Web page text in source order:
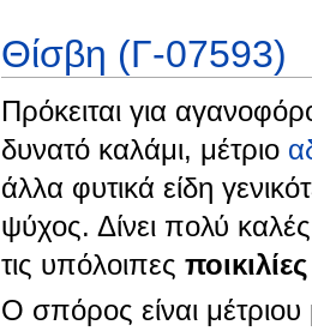
Θίσβη (Γ-07593)
Πρόκειται για
δυνατό καλάμι, μέτριο
άλλα φυτικά είδη
ψύχος. Δίνει πολύ
τις υπόλοιπες ποικιλίες
Ο σπόρος είναι μέτριου